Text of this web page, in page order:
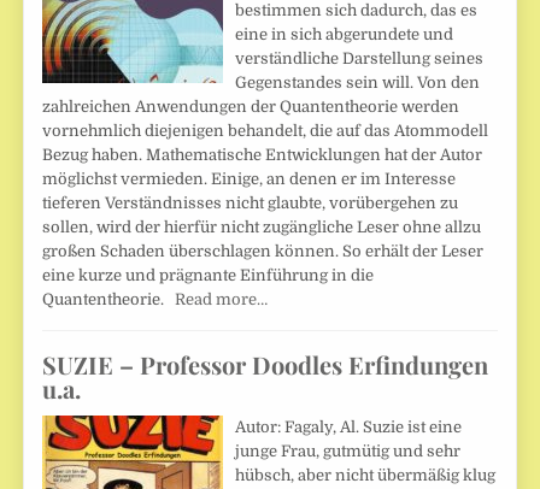
bestimmen sich dadurch, das es
eine in sich abgerundete und
verständliche Darstellung seines
Gegenstandes sein will. Von den
zahlreichen Anwendungen der Quantentheorie werden
vornehmlich diejenigen behandelt, die auf das Atommodell
Bezug haben. Mathematische Entwicklungen hat der Autor
möglichst vermieden. Einige, an denen er im Interesse
tieferen Verständnisses nicht glaubte, vorübergehen zu
sollen, wird der hierfür nicht zugängliche Leser ohne allzu
großen Schaden überschlagen können. So erhält der Leser
eine kurze und prägnante Einführung in die
Quantentheorie.Read more…
SUZIE – Professor Doodles Erfindungen
u.a.
Autor: Fagaly, Al. Suzie ist eine
junge Frau, gutmütig und sehr
hübsch, aber nicht übermäßig klug